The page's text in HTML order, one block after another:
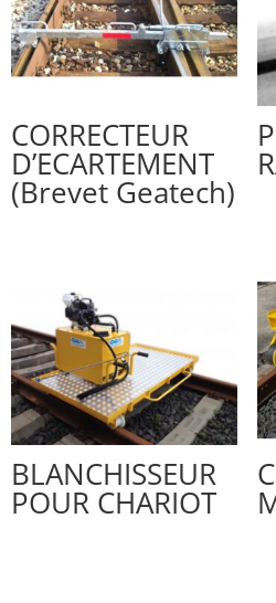
CORRECTEUR
D’ECARTEMENT
(Brevet Geatech)
BLANCHISSEUR
POUR CHARIOT